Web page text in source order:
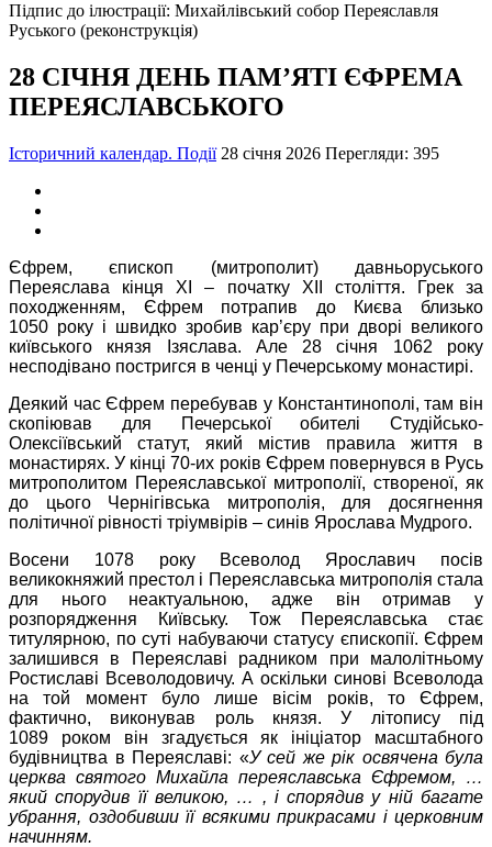
Підпис до ілюстрації: Михайлівський собор Переяславля
Руського (реконструкція)
28 СІЧНЯ ДЕНЬ ПАМ’ЯТІ ЄФРЕМА
ПЕРЕЯСЛАВСЬКОГО
Історичний календар. Події 28 січня 2026 Перегляди: 395
Єфрем, єпископ (митрополит) давньоруського
Переяслава кінця ХІ – початку ХІІ століття. Грек за
походженням, Єфрем потрапив до Києва близько
1050 року і швидко зробив кар’єру при дворі великого
київського князя Ізяслава. Але 28 січня 1062 року
несподівано постригся в ченці у Печерському монастирі.
Деякий час Єфрем перебував у Константинополі, там він
скопіював для Печерської обителі Студійсько-
Олексіївський статут, який містив правила життя в
монастирях. У кінці 70-их років Єфрем повернувся в Русь
митрополитом Переяславської митрополії, створеної, як
до цього Чернігівська митрополія, для досягнення
політичної рівності тріумвірів – синів Ярослава Мудрого.
Восени 1078 року Всеволод Ярославич посів
великокняжий престол і Переяславська митрополія стала
для нього неактуальною, адже він отримав у
розпорядження Київську. Тож Переяславська стає
титулярною, по суті набуваючи статусу єпископії. Єфрем
залишився в Переяславі радником при малолітньому
Ростиславі Всеволодовичу. А оскільки синові Всеволода
на той момент було лише вісім років, то Єфрем,
фактично, виконував роль князя. У літопису під
1089 роком він згадується як ініціатор масштабного
будівництва в Переяславі: «У сей же рік освячена була
церква святого Михайла переяславська Єфремом, …
який спорудив її великою, … , і спорядив у ній багате
убрання, оздобивши її всякими прикрасами і церковним
начинням.